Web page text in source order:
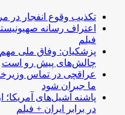
تکذیب وقوع انفجار در
اعتراف رسانه
فیلم
پزشکیان: وفاق ملی
چالش‌های پیش رو است
عراقچی در تماس
ما جبران شود
پاشنه آشیل‌های
در برابر ایران + فیلم